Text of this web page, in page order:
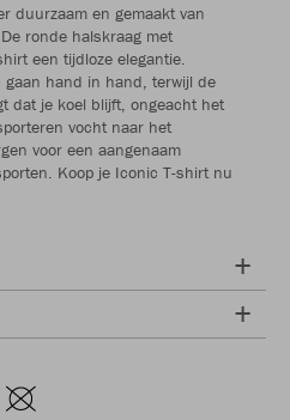
duurzaam en gemaakt van
ronde halskraag met
een tijdloze elegantie.
gaan hand in hand, terwijl de
dat je koel blijft, ongeacht het
vocht naar het
voor een aangenaam
Koop je Iconic T-shirt nu